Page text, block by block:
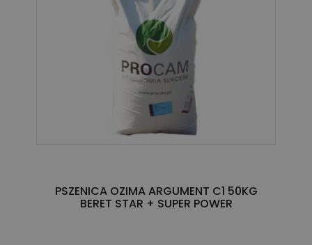
PSZENICA OZIMA ARGUMENT C1 50KG
BERET STAR + SUPER POWER